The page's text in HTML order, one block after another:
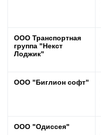
ООО Транспортная
группа "Некст
Лоджик"
ООО "Биглион софт"
ООО "Одиссея"